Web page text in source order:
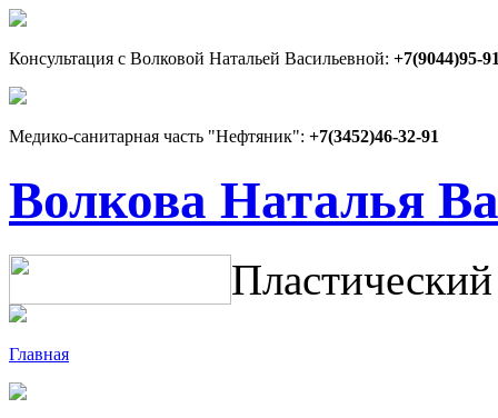
Консультация с Волковой Натальей Васильевной: +7(9044)95-
Медико-санитарная часть "Нефтяник": +7(3452)46-32-91
Волкова Наталья
Главная